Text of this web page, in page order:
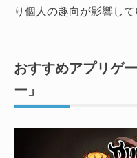
り個人の趣向が影響して
おすすめアプリゲ
ー」